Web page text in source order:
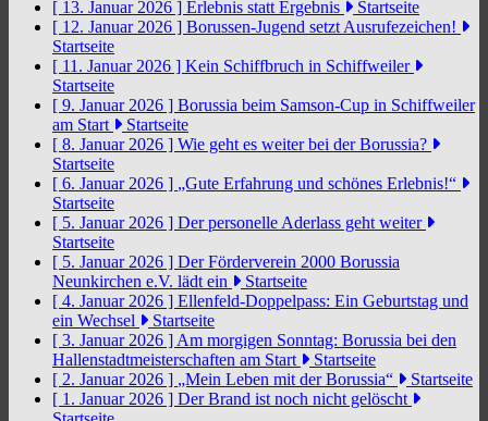
[ 13. Januar 2026 ] Erlebnis statt Ergebnis
Startseite
[ 12. Januar 2026 ] Borussen-Jugend setzt Ausrufezeichen!
Startseite
[ 11. Januar 2026 ] Kein Schiffbruch in Schiffweiler
Startseite
[ 9. Januar 2026 ] Borussia beim Samson-Cup in Schiffweiler
am Start
Startseite
[ 8. Januar 2026 ] Wie geht es weiter bei der Borussia?
Startseite
[ 6. Januar 2026 ] „Gute Erfahrung und schönes Erlebnis!“
Startseite
[ 5. Januar 2026 ] Der personelle Aderlass geht weiter
Startseite
[ 5. Januar 2026 ] Der Förderverein 2000 Borussia
Neunkirchen e.V. lädt ein
Startseite
[ 4. Januar 2026 ] Ellenfeld-Doppelpass: Ein Geburtstag und
ein Wechsel
Startseite
[ 3. Januar 2026 ] Am morgigen Sonntag: Borussia bei den
Hallenstadtmeisterschaften am Start
Startseite
[ 2. Januar 2026 ] „Mein Leben mit der Borussia“
Startseite
[ 1. Januar 2026 ] Der Brand ist noch nicht gelöscht